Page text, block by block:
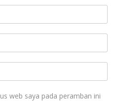
web saya pada peramban ini